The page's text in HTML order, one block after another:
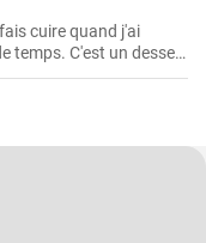
cuire quand j'ai
temps. C'est un dessert